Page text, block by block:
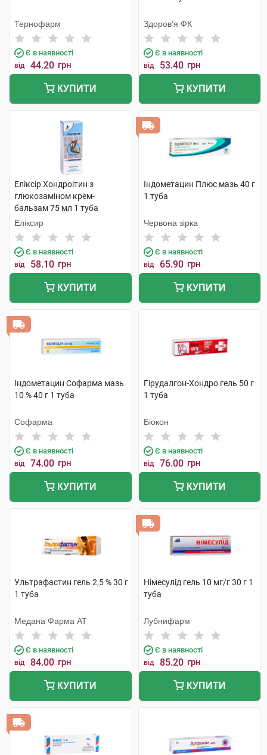
Тернофарм
Є в наявності
від 44.20 грн
КУПИТИ
Здоров'я ФК
Є в наявності
від 53.40 грн
КУПИТИ
Еліксір Хондроітин з
глюкозаміном крем-
бальзам 75 мл 1 туба
Еліксир
Є в наявності
від 58.10 грн
КУПИТИ
Індометацин Плюс мазь 40 г
1 туба
Червона зірка
Є в наявності
від 65.90 грн
КУПИТИ
Індометацин Софарма мазь
10 % 40 г 1 туба
Софарма
Є в наявності
від 74.00 грн
КУПИТИ
Гірудалгон-Хондро гель 50 г
1 туба
Біокон
Є в наявності
від 76.00 грн
КУПИТИ
Ультрафастин гель 2,5 % 30 г
1 туба
Медана Фарма АТ
Є в наявності
від 84.00 грн
КУПИТИ
Німесулід гель 10 мг/г 30 г 1
туба
Лубнифарм
Є в наявності
від 85.20 грн
КУПИТИ